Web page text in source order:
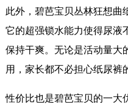
此外，碧芭宝贝丛林狂想曲
它的超强锁水能力使得尿液
保持干爽。无论是活动量大
用，家长都不必担心纸尿裤
性价比也是碧芭宝贝的一大